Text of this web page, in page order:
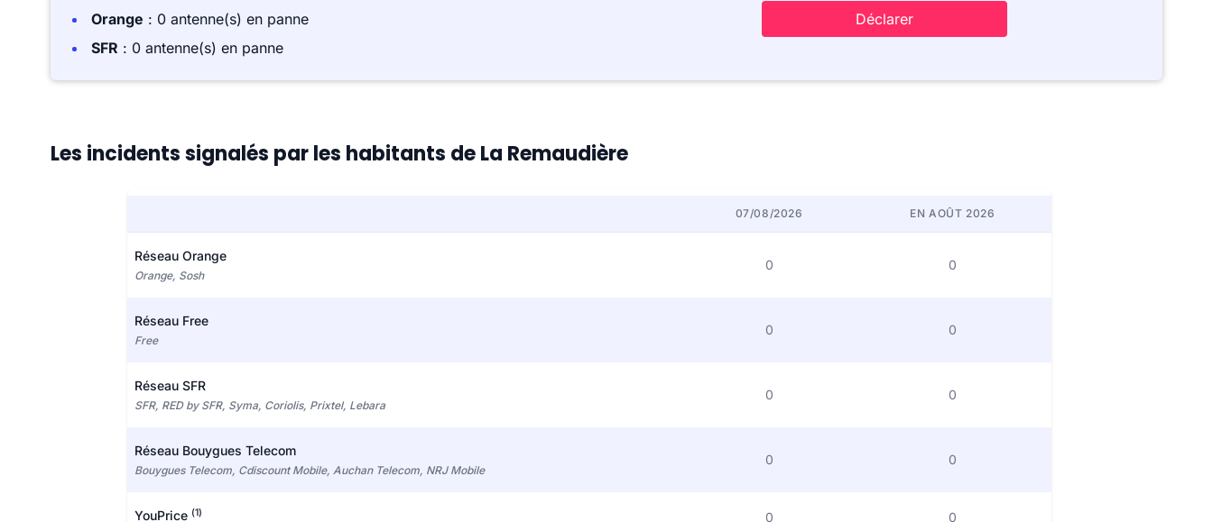
Orange : 0 antenne(s) en panne
SFR : 0 antenne(s) en panne
Déclarer
Les incidents signalés par les habitants de La Remaudière
07/08/2026 EN AOÛT 2026
Réseau Orange
Orange, Sosh
0 0
Réseau Free
Free
0 0
Réseau SFR
SFR, RED by SFR, Syma, Coriolis, Prixtel, Lebara
0 0
Réseau Bouygues Telecom
Bouygues Telecom, Cdiscount Mobile, Auchan Telecom, NRJ Mobile
0 0
YouPrice (1) 0 0